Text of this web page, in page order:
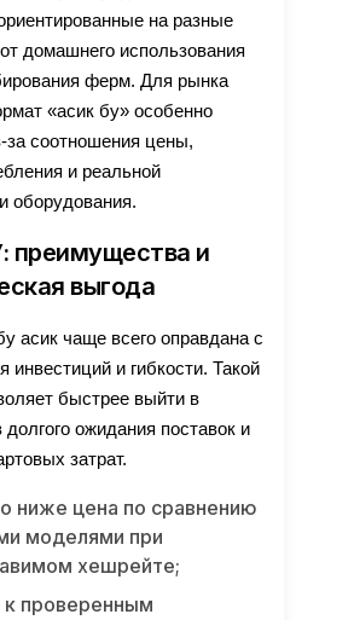
на разные
домашнего использования
ферм. Для рынка
«асик бу» особенно
за соотношения цены,
и реальной
оборудования.
преимущества и
выгода
асик чаще всего оправдана с
инвестиций и гибкости. Такой
быстрее выйти в
долгого ожидания поставок и
затрат.
ниже цена по сравнению
моделями при
хешрейте;
к проверенным